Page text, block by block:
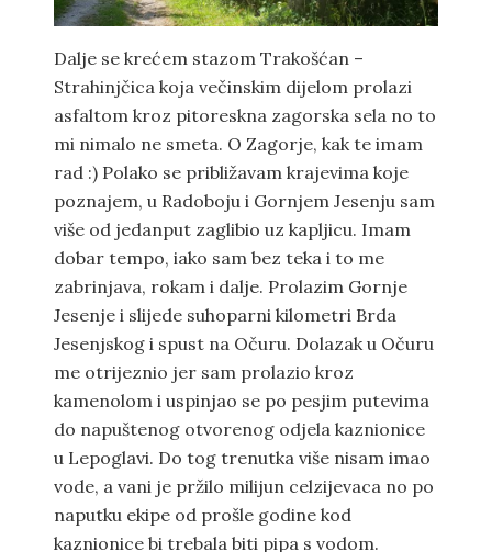
Dalje se krećem stazom Trakošćan –
Strahinjčica koja večinskim dijelom prolazi
asfaltom kroz pitoreskna zagorska sela no to
mi nimalo ne smeta. O Zagorje, kak te imam
rad :) Polako se približavam krajevima koje
poznajem, u Radoboju i Gornjem Jesenju sam
više od jedanput zaglibio uz kapljicu. Imam
dobar tempo, iako sam bez teka i to me
zabrinjava, rokam i dalje. Prolazim Gornje
Jesenje i slijede suhoparni kilometri Brda
Jesenjskog i spust na Očuru. Dolazak u Očuru
me otrijeznio jer sam prolazio kroz
kamenolom i uspinjao se po pesjim putevima
do napuštenog otvorenog odjela kaznionice
u Lepoglavi. Do tog trenutka više nisam imao
vode, a vani je pržilo milijun celzijevaca no po
naputku ekipe od prošle godine kod
kaznionice bi trebala biti pipa s vodom.